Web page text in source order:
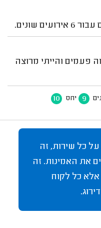
שונים.
פעמים והייתי מרוצה
9 יחס 10
על כל שירות, זה
את האמינות. זה
כל לקוח